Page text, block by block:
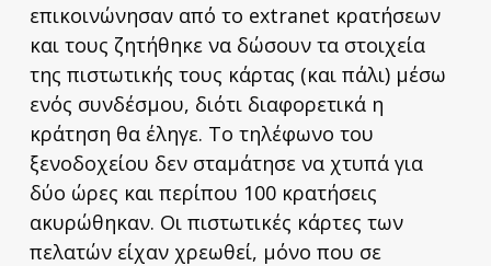
επικοινώνησαν από το extranet κρατήσεων
και τους ζητήθηκε να δώσουν τα στοιχεία
της πιστωτικής τους κάρτας (και πάλι) μέσω
ενός συνδέσμου, διότι διαφορετικά η
κράτηση θα έληγε. Το τηλέφωνο του
ξενοδοχείου δεν σταμάτησε να χτυπά για
δύο ώρες και περίπου 100 κρατήσεις
ακυρώθηκαν. Οι πιστωτικές κάρτες των
πελατών είχαν χρεωθεί, μόνο που σε